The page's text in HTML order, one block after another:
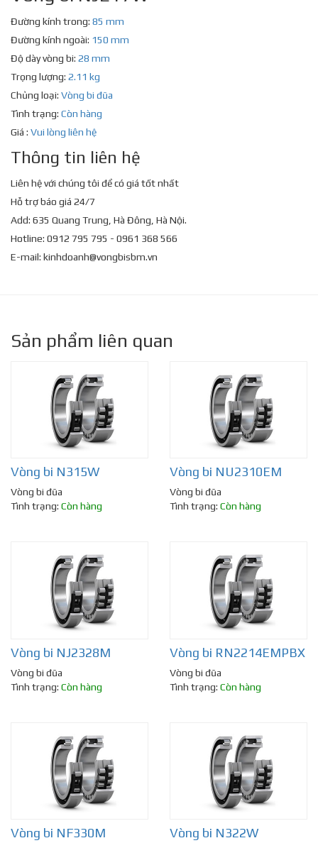
Đường kính trong: 85 mm
Đường kính ngoài: 150 mm
Độ dày vòng bi: 28 mm
Trọng lượng: 2.11 kg
Chủng loại: Vòng bi đũa
Tình trạng: Còn hàng
Giá : Vui lòng liên hệ
Thông tin liên hệ
Liên hệ với chúng tôi để có giá tốt nhất
Hỗ trợ báo giá 24/7
Add: 635 Quang Trung, Hà Đông, Hà Nội.
Hotline: 0912 795 795 - 0961 368 566
E-mail: kinhdoanh@vongbisbm.vn
Sản phẩm liên quan
Vòng bi N315W
Vòng bi đũa
Tình trạng: Còn hàng
Vòng bi NU2310EM
Vòng bi đũa
Tình trạng: Còn hàng
Vòng bi NJ2328M
Vòng bi đũa
Tình trạng: Còn hàng
Vòng bi RN2214EMPBX
Vòng bi đũa
Tình trạng: Còn hàng
Vòng bi NF330M Vòng bi N322W